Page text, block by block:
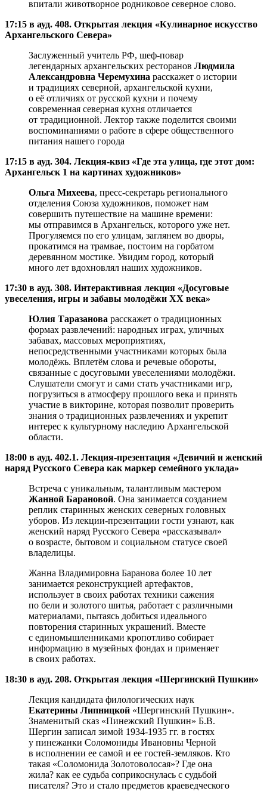
впитали животворное родниковое северное слово.
17:15 в ауд. 408. Открытая лекция «Кулинарное искусство
Архангельского Севера»
Заслуженный учитель РФ, шеф-повар
легендарных архангельских ресторанов Людмила
Александровна Черемухина расскажет о истории
и традициях северной, архангельской кухни,
о её отличиях от русской кухни и почему
современная северная кухня отличается
от традиционной. Лектор также поделится своими
воспоминаниями о работе в сфере общественного
питания нашего города
17:15 в ауд. 304. Лекция-квиз «Где эта улица, где этот дом:
Архангельск 1 на картинах художников»
Ольга Михеева, пресс-секретарь регионального
отделения Союза художников, поможет нам
совершить путешествие на машине времени:
мы отправимся в Архангельск, которого уже нет.
Прогуляемся по его улицам, заглянем во дворы,
прокатимся на трамвае, постоим на горбатом
деревянном мостике. Увидим город, который
много лет вдохновлял наших художников.
17:30 в ауд. 308. Интерактивная лекция «Досуговые
увеселения, игры и забавы молодёжи XX века»
Юлия Таразанова расскажет о традиционных
формах развлечений: народных играх, уличных
забавах, массовых мероприятиях,
непосредственными участниками которых была
молодёжь. Вплетём слова и речевые обороты,
связанные с досуговыми увеселениями молодёжи.
Слушатели смогут и сами стать участниками игр,
погрузиться в атмосферу прошлого века и принять
участие в викторине, которая позволит проверить
знания о традиционных развлечениях и укрепит
интерес к культурному наследию Архангельской
области.
18:00 в ауд. 402.1. Лекция-презентация «Девичий и женский
наряд Русского Севера как маркер семейного уклада»
Встреча с уникальным, талантливым мастером
Жанной Барановой. Она занимается созданием
реплик старинных женских северных головных
уборов. Из лекции-презентации гости узнают, как
женский наряд Русского Севера «рассказывал»
о возрасте, бытовом и социальном статусе своей
владелицы.
Жанна Владимировна Баранова более 10 лет
занимается реконструкцией артефактов,
использует в своих работах техники сажения
по бели и золотого шитья, работает с различными
материалами, пытаясь добиться идеального
повторения старинных украшений. Вместе
с единомышленниками кропотливо собирает
информацию в музейных фондах и применяет
в своих работах.
18:30 в ауд. 208. Открытая лекция «Шергинский Пушкин»
Лекция кандидата филологических наук
Екатерины Липницкой «Шергинский Пушкин».
Знаменитый сказ «Пинежский Пушкин» Б.В.
Шергин записал зимой 1934-1935 гг. в гостях
у пинежанки Соломониды Ивановны Черной
в исполнении ее самой и ее гостей-земляков. Кто
такая «Соломонида Золотоволосая»? Где она
жила? как ее судьба соприкоснулась с судьбой
писателя? Это и стало предметов краеведческого